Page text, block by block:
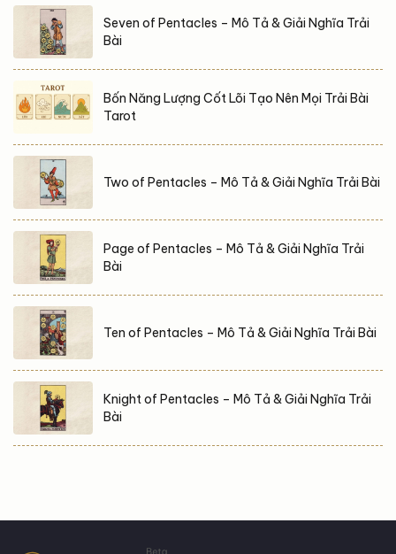
Seven of Pentacles – Mô Tả & Giải Nghĩa Trải
Bài
Bốn Năng Lượng Cốt Lõi Tạo Nên Mọi Trải Bài
Tarot
Two of Pentacles – Mô Tả & Giải Nghĩa Trải Bài
Page of Pentacles – Mô Tả & Giải Nghĩa Trải
Bài
Ten of Pentacles – Mô Tả & Giải Nghĩa Trải Bài
Knight of Pentacles – Mô Tả & Giải Nghĩa Trải
Bài